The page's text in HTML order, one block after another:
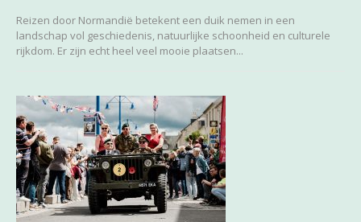
Reizen door Normandië betekent een duik nemen in een
landschap vol geschiedenis, natuurlijke schoonheid en culturele
rijkdom. Er zijn echt heel veel mooie plaatsen...